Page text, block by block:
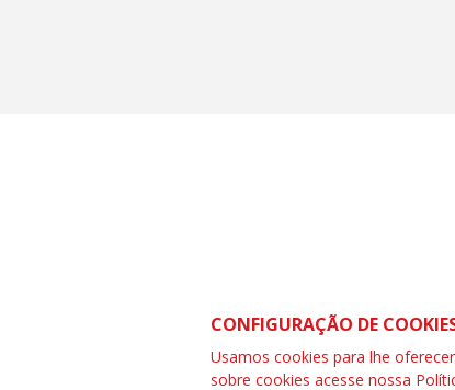
SCS Quadra 01 – Bloco “I”
Asa Sul – Brasília – DF
Telefone (61) 3032-8857 |
SAC: 0800 04209 13
CONFIGURAÇÃO DE
Usamos cookies para lhe
sobre cookies acesse nossa